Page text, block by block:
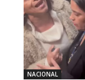
NACIONAL